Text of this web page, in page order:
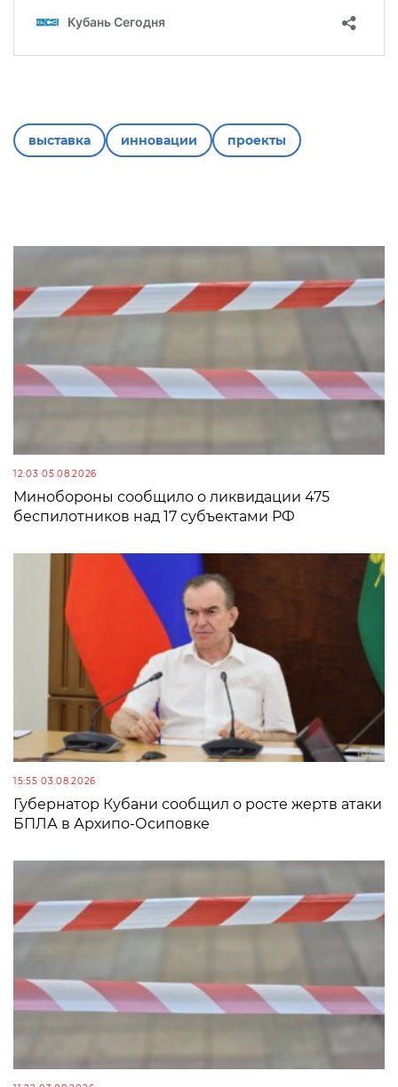
выставка инновации проекты
12:03 05.08.2026
Минобороны сообщило о ликвидации 475
беспилотников над 17 субъектами РФ
15:55 03.08.2026
Губернатор Кубани сообщил о росте жертв атаки
БПЛА в Архипо-Осиповке